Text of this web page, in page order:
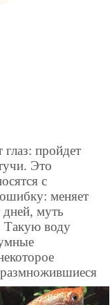
пройдет
Это
с
меняет
дней, муть
Такую воду
размножившиеся